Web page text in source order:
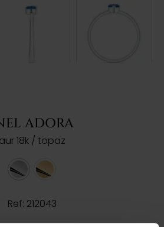
ADORA
aur 18k / topaz
Ref: 212043